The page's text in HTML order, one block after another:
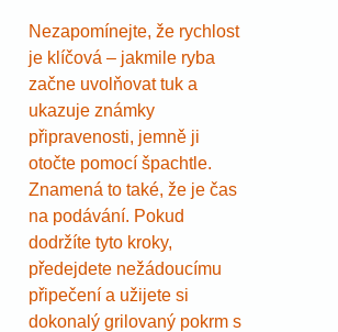
Nezapomínejte, že rychlost
je klíčová – jakmile ryba
začne uvolňovat tuk a
ukazuje známky
připravenosti, jemně ji
otočte pomocí špachtle.
Znamená to také, že je čas
na podávání. Pokud
dodržíte tyto kroky,
předejdete nežádoucímu
připečení a užijete si
dokonalý grilovaný pokrm s